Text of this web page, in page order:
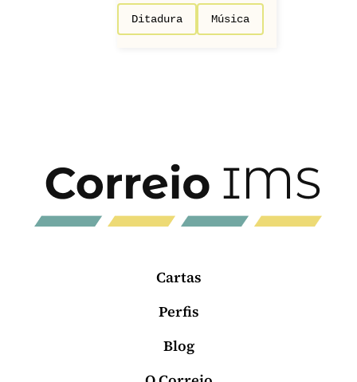
Ditadura Música
Cartas
Perfis
Blog